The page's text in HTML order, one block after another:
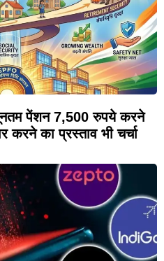
पेंशन 7,500 रुपये करने
करने का प्रस्ताव भी चर्चा